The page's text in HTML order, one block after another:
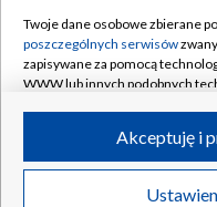
Rada Programowa
System NOS
Informacje o nadawcy
Program dla prasy
©2026
Twoje dane osobowe zbierane
poszczególnych serwisów
zapisywane za pomocą
WWW lub innych podobnych
ruchu w Internecie.
Twoje dane osobowe zbierane
Akceptuję i